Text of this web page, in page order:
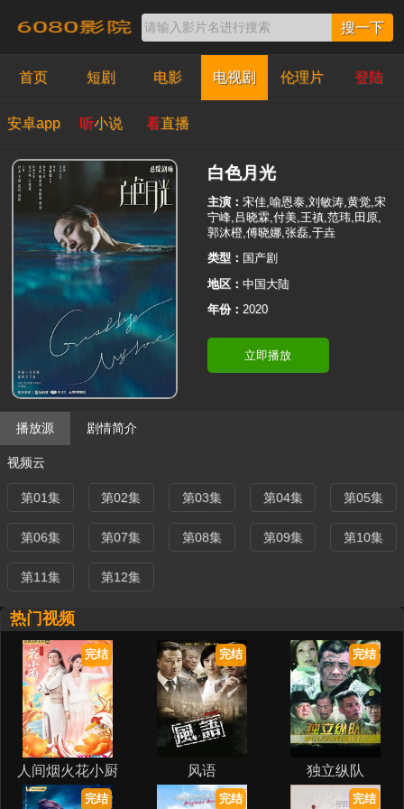
搜一下
首页 短剧 电影 电视剧 伦理片 登陆
安卓app 听小说 看直播
白色月光
主演：宋佳,喻恩泰,刘敏涛,黄觉,宋
宁峰,吕晓霖,付美,王禛,范玮,田原,
郭沐橙,傅晓娜,张磊,于垚
类型： 国产剧
地区：中国大陆
年份： 2020
立即播放
播放源 剧情简介
视频云
第01集 第02集 第03集 第04集 第05集
第06集 第07集 第08集 第09集 第10集
第11集 第12集
热门视频
完结
人间烟火花小厨
完结
风语
完结
独立纵队
完结 完结 完结